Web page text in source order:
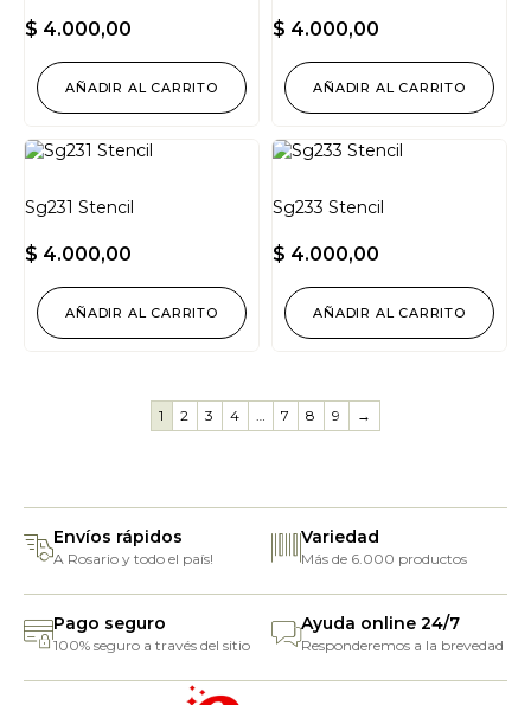
$ 4.000,00
AÑADIR AL CARRITO
$ 4.000,00
AÑADIR AL CARRITO
Sg231 Stencil
$ 4.000,00
AÑADIR AL CARRITO
Sg233 Stencil
$ 4.000,00
AÑADIR AL CARRITO
1 2 3 4 7 8 9 →
Envíos rápidos
A Rosario y todo el país!
Variedad
Más de 6.000 productos
Pago seguro
100% seguro a través del sitio
Ayuda online 24/7
Responderemos a la brevedad